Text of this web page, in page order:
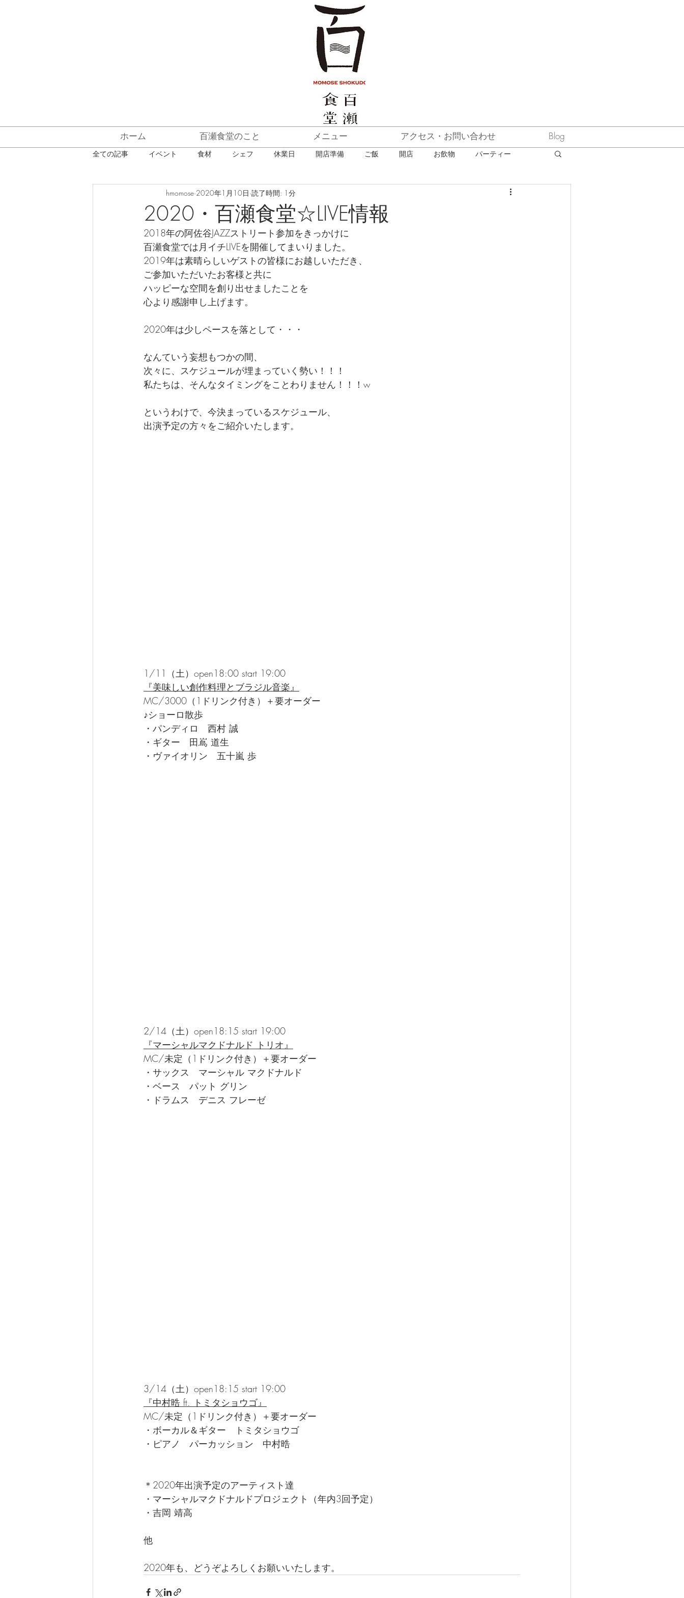
全ての記事 イベント 食材 シェフ 休業日 開店準備 ご飯 開店 お飲物 パーティー
貸し切り 新メニュー アラカルト ランチ・スペシャルご紹介
お知らせ
2020・百瀬食堂☆LIVE情報
hmomose 2020年1月10日 読了時間: 1分
2018年の阿佐谷JAZZストリート参加をきっかけに
百瀬食堂では月イチLIVEを開催してまいりました。
2019年は素晴らしいゲストの皆様にお越しいただき、
ご参加いただいたお客様と共に
ハッピーな空間を創り出せましたことを
心より感謝申し上げます。
2020年は少しペースを落として・・・
なんていう妄想もつかの間、
次々に、スケジュールが埋まっていく勢い！！！
私たちは、そんなタイミングをことわりません！！！w
というわけで、今決まっているスケジュール、
出演予定の方々をご紹介いたします。
1/11（土）open18:00 start 19:00
『美味しい創作料理とブラジル音楽』
MC/3000（1ドリンク付き）＋要オーダー
♪ショーロ散歩
・パンディロ　西村 誠
・ギター　田嶌 道生
・ヴァイオリン　五十嵐 歩
2/14（土）open18:15 start 19:00
『マーシャルマクドナルド トリオ』
MC/未定（1ドリンク付き）＋要オーダー
・サックス　マーシャル マクドナルド
・ベース　パット グリン
・ドラムス　デニス フレーゼ
3/14（土）open18:15 start 19:00
『中村晧 ft. トミタショウゴ』
MC/未定（1ドリンク付き）＋要オーダー
・ボーカル＆ギター　トミタショウゴ
・ピアノ　パーカッション　中村晧
＊2020年出演予定のアーティスト達
・マーシャルマクドナルドプロジェクト（年内3回予定）
・吉岡 靖高
他
2020年も、どうぞよろしくお願いいたします。
ホーム 百瀬食堂のこと メニュー アクセス・お問い合わせ Blog